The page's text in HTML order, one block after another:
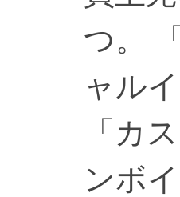
つ。
ャル
「カ
ンボイ